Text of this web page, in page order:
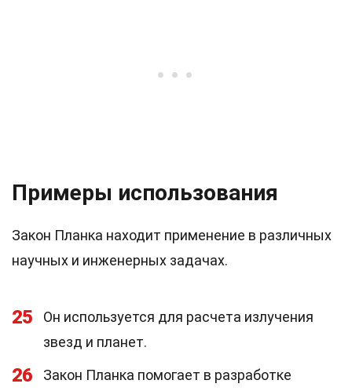
Примеры использования
Закон Планка находит применение в различных
научных и инженерных задачах.
25
Он используется для расчета излучения
звезд и планет.
26
Закон Планка помогает в разработке